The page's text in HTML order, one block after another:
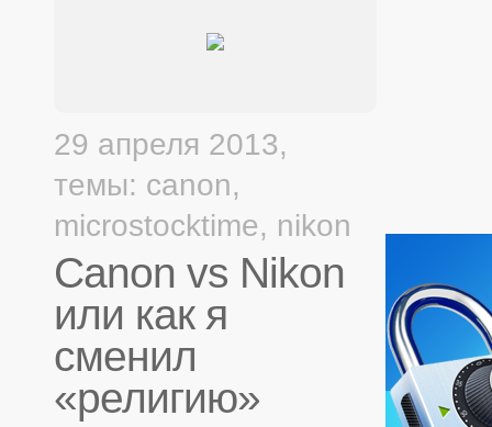
29 апреля 2013,
темы: canon,
microstocktime, nikon
Canon vs Nikon
или как я
сменил
«религию»